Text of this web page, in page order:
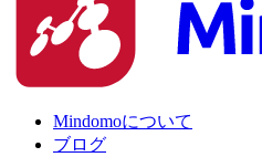
Mindomoについて
ブログ